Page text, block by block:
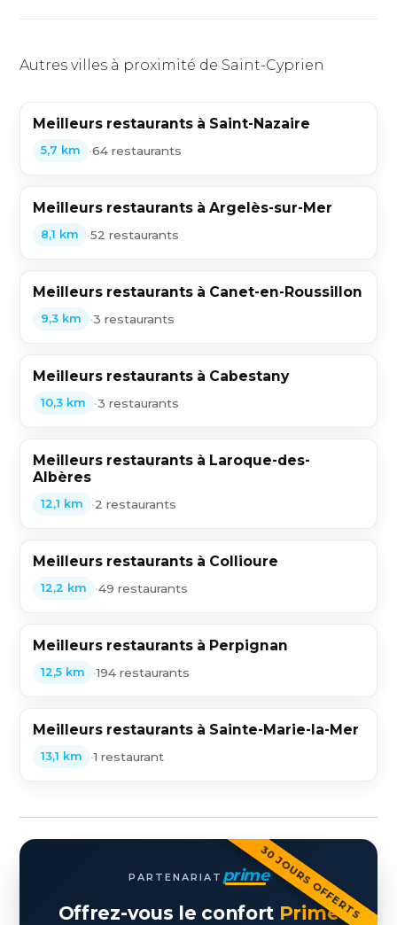
Autres villes à proximité de Saint-Cyprien
Meilleurs restaurants à Saint-Nazaire
5,7 km •64 restaurants
Meilleurs restaurants à Argelès-sur-Mer
8,1 km •52 restaurants
Meilleurs restaurants à Canet-en-Roussillon
9,3 km •3 restaurants
Meilleurs restaurants à Cabestany
10,3 km •3 restaurants
Meilleurs restaurants à Laroque-des-
Albères
12,1 km •2 restaurants
Meilleurs restaurants à Collioure
12,2 km •49 restaurants
Meilleurs restaurants à Perpignan
12,5 km •194 restaurants
Meilleurs restaurants à Sainte-Marie-la-Mer
13,1 km •1 restaurant
30 JOURS OFFERTS
PARTENARIAT prime
Offrez-vous le confort Prime